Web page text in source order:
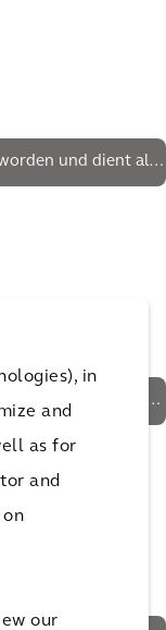
in
and
as for
and
on
our
und dient als
der ursprünglichen